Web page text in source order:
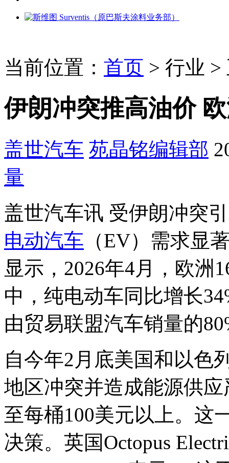
当前位置： 首页 > 行业 >
伊朗冲突推高油价
盖世汽车 苑晶铭编辑部
量
盖世汽车讯 受伊朗冲突
电动汽车 （EV）需求显
显示，2026年4月，欧洲
中，纯电动车同比增长
由贸易联盟汽车销量的
自今年2月底美国和以色
地区冲突并造成能源供
至每桶100美元以上。这
决策。英国Octopus